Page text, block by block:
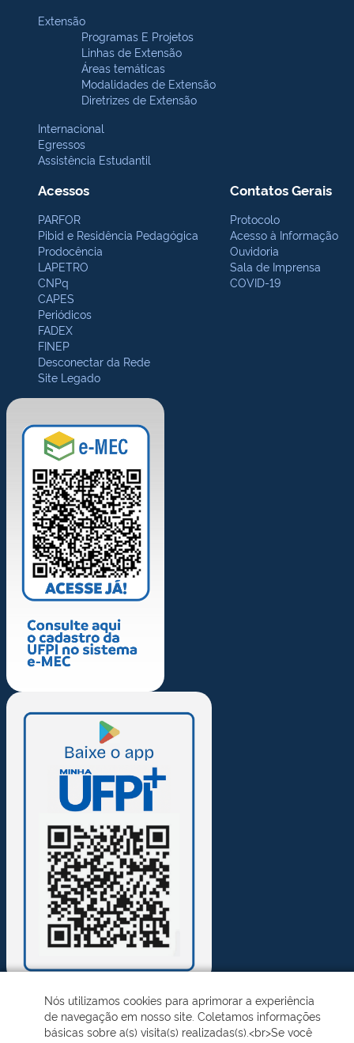
Extensão
Programas E Projetos
Linhas de Extensão
Áreas temáticas
Modalidades de Extensão
Diretrizes de Extensão
Internacional
Egressos
Assistência Estudantil
Acessos
PARFOR
Pibid e Residência Pedagógica
Prodocência
LAPETRO
CNPq
CAPES
Periódicos
FADEX
FINEP
Desconectar da Rede
Site Legado
Contatos Gerais
Protocolo
Acesso à Informação
Ouvidoria
Sala de Imprensa
COVID-19
Desenvolvido pelo STI - Universidade Federal do Piauí
Nós utilizamos cookies para aprimorar a experiência
de navegação em nosso site. Coletamos informações
básicas sobre a(s) visita(s) realizadas(s).<br>Se você